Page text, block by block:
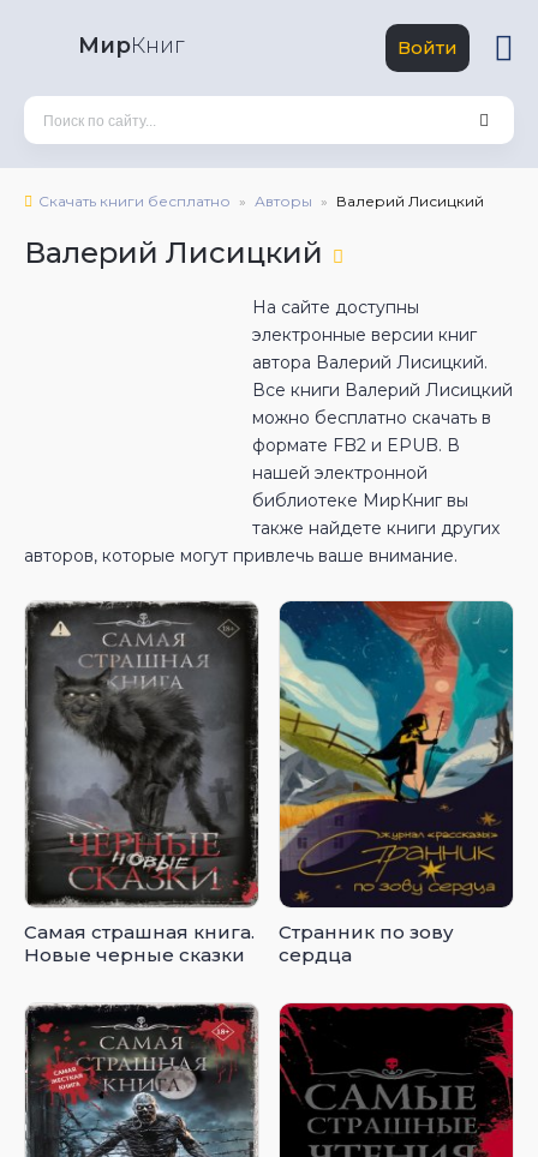
МирКниг Войти
Скачать книги бесплатно Авторы Валерий Лисицкий
Валерий Лисицкий
На сайте доступны
электронные версии книг
автора Валерий Лисицкий.
Все книги Валерий Лисицкий
можно бесплатно скачать в
формате FB2 и EPUB. В
нашей электронной
библиотеке МирКниг вы
также найдете книги других
авторов, которые могут привлечь ваше внимание.
Самая страшная книга.
Новые черные сказки
Странник по зову
сердца